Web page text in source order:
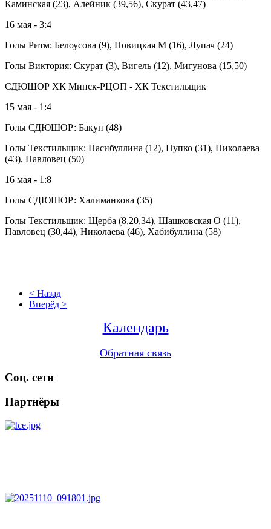
Каминская (23), Алейник (39,56), Скурат (43,47)
16 мая - 3:4
Голы Ритм: Белоусова (9), Новицкая М (16), Лупач (24)
Голы Виктория: Скурат (3), Вигель (12), Мигунова (15,50)
СДЮШОР ХК Минск-РЦОП - ХК Текстильщик
15 мая - 1:4
Голы СДЮШОР: Бакун (48)
Голы Текстильщик: Насибуллина (12), Пупко (31), Николаева
(43), Павловец (50)
16 мая - 1:8
Голы СДЮШОР: Халиманкова (35)
Голы Текстильщик: Щерба (8,20,34), Шашковская О (11),
Павловец (30,44), Николаева (46), Хабибуллина (58)
< Назад
Вперёд >
Календарь
Обратная связь
Соц. сети
Партнёры